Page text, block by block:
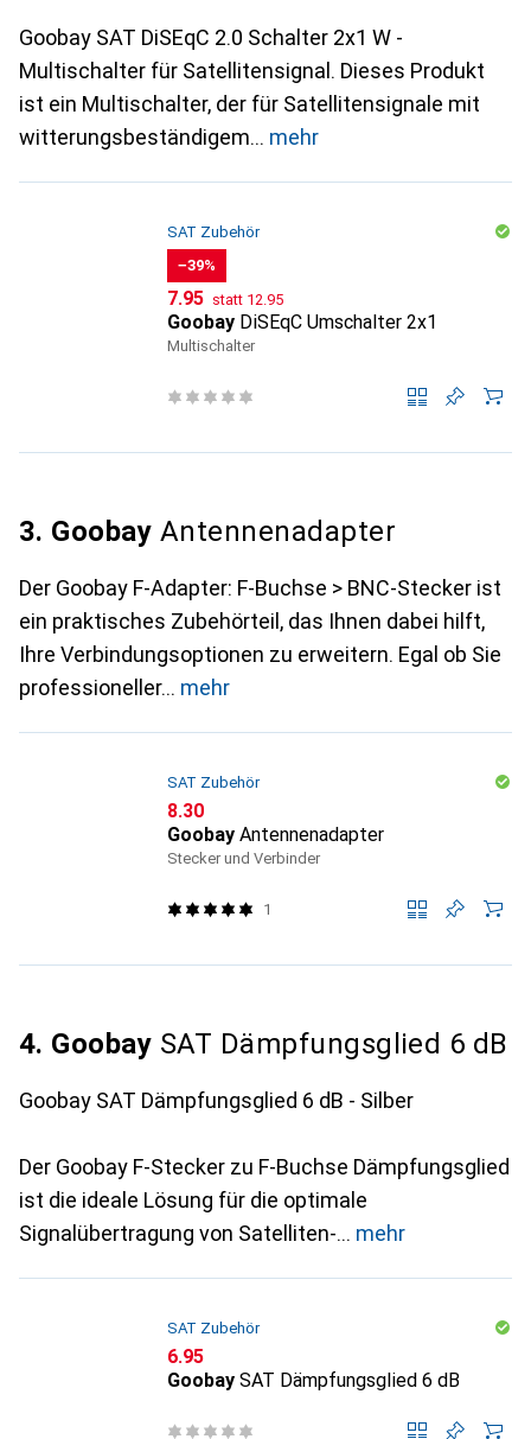
Goobay SAT DiSEqC 2.0 Schalter 2x1 W -
Multischalter für Satellitensignal. Dieses Produkt
ist ein Multischalter, der für Satellitensignale mit
witterungsbeständigem
mehr
SAT Zubehör
−39%
CHF
7.95 statt CHF
12.95
Goobay DiSEqC Umschalter 2x1
Multischalter
3. Goobay Antennenadapter
Der Goobay F-Adapter: F-Buchse > BNC-Stecker ist
ein praktisches Zubehörteil, das Ihnen dabei hilft,
Ihre Verbindungsoptionen zu erweitern. Egal ob Sie
professioneller
mehr
SAT Zubehör
CHF
8.30
Goobay Antennenadapter
Stecker und Verbinder
1
4. Goobay SAT Dämpfungsglied 6 dB
Goobay SAT Dämpfungsglied 6 dB - Silber
Der Goobay F-Stecker zu F-Buchse Dämpfungsglied
ist die ideale Lösung für die optimale
Signalübertragung von Satelliten-
mehr
SAT Zubehör
CHF
6.95
Goobay SAT Dämpfungsglied 6 dB